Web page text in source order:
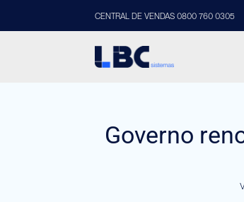
CENTRAL DE VENDAS 0800 760 0305
Governo